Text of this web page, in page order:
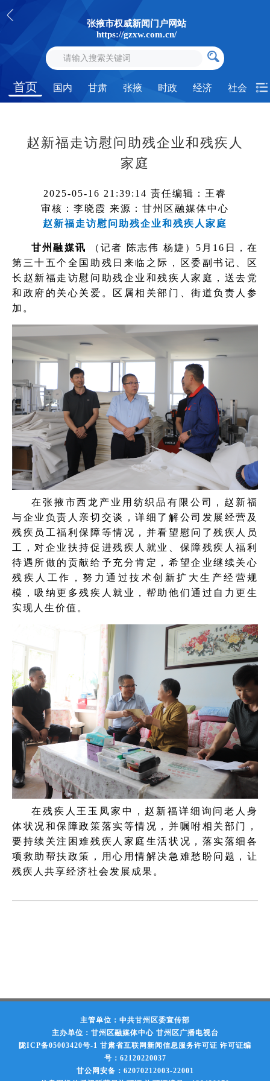
张掖市权威新闻门户网站
https://gzxw.com.cn/
首页 国内 甘肃 张掖 时政 经济 社会
赵新福走访慰问助残企业和残疾人
家庭
2025-05-16 21:39:14 责任编辑：王睿
审核：李晓霞 来源：甘州区融媒体中心
赵新福走访慰问助残企业和残疾人家庭
甘州融媒讯
（记者 陈志伟 杨婕）5月16日，在
第三十五个全国助残日来临之际，区委副书记、区
长赵新福走访慰问助残企业和残疾人家庭，送去党
和政府的关心关爱。区属相关部门、街道负责人参
加。
在张掖市西龙产业用纺织品有限公司，赵新福
与企业负责人亲切交谈，详细了解公司发展经营及
残疾员工福利保障等情况，并看望慰问了残疾人员
工，对企业扶持促进残疾人就业、保障残疾人福利
待遇所做的贡献给予充分肯定，希望企业继续关心
残疾人工作，努力通过技术创新扩大生产经营规
模，吸纳更多残疾人就业，帮助他们通过自力更生
实现人生价值。
在残疾人王玉凤家中，赵新福详细询问老人身
体状况和保障政策落实等情况，并嘱咐相关部门，
要持续关注困难残疾人家庭生活状况，落实落细各
项救助帮扶政策，用心用情解决急难愁盼问题，让
残疾人共享经济社会发展成果。
主管单位：中共甘州区委宣传部
主办单位：甘州区融媒体中心 甘州区广播电视台
陇ICP备05003420号-1 甘肃省互联网新闻信息服务许可证 许可证编
号：62120220037
甘公网安备：62070212003-22001